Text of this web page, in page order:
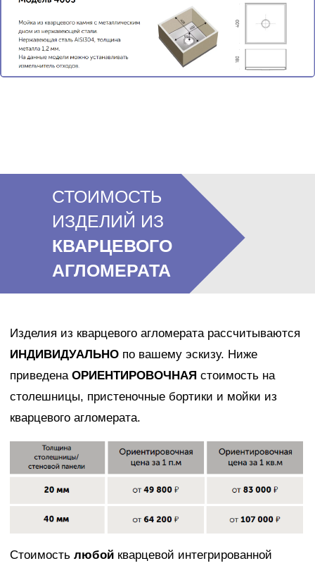
СТОИМОСТЬ
ИЗДЕЛИЙ ИЗ
КВАРЦЕВОГО
АГЛОМЕРАТА